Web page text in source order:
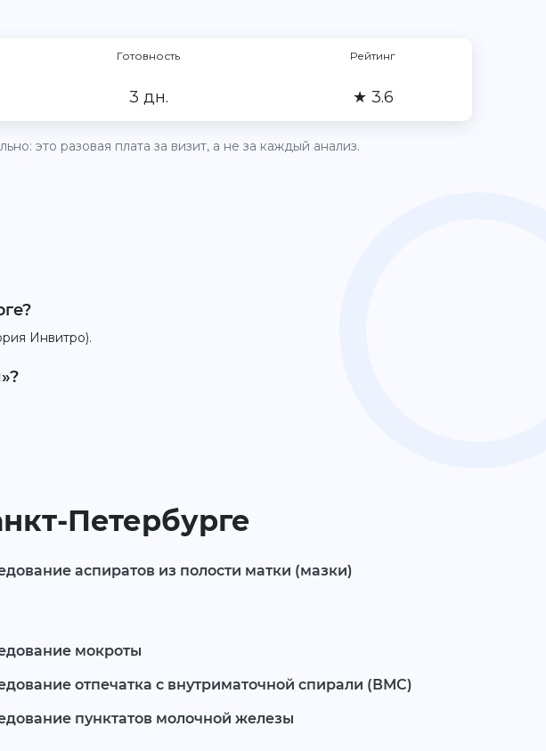
Готовность Рейтинг
3 дн. ★ 3.6
это разовая плата за визит, а не за каждый анализ.
Инвитро).
Петербурге
аспиратов из полости матки (мазки)
мокроты
отпечатка с внутриматочной спирали (ВМС)
пунктатов молочной железы